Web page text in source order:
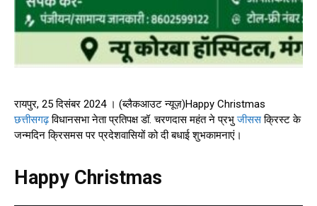
रायपुर, 25 दिसंबर 2024 । (ब्लैकआउट न्यूज़)Happy Christmas
छत्तीसगढ़विधानसभा नेता प्रतिपक्ष डॉ. चरणदास महंत ने प्रभुजीससक्रिस्ट के
जन्मदिन क्रिसमस पर प्रदेशवासियों को दी बधाई शुभकामनाएं।
Happy Christmas